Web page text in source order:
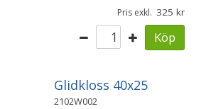
Pris exkl. 325
Köp
Glidkloss 40x25
2102W002